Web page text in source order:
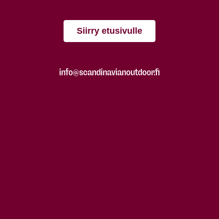
Siirry etusivulle
info@scandinavianoutdoor.fi